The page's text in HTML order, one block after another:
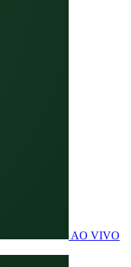
AO VIVO